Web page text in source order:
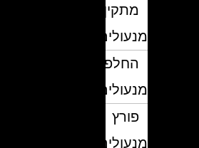
מתקין
מנעולים
החלפת
מנעולים
פורץ
מנעולים